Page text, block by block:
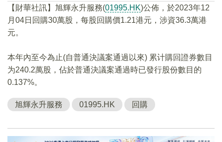
【財華社訊】旭輝永升服務(01995.HK)公佈，於2023年12
月04日回購30萬股，每股回購價1.21港元，涉資36.3萬港
元。
本年內至今為止(自普通決議案通過以來) 累计購回證券數目
为240.2萬股，佔於普通決議案通過時已發行股份數目的
0.137%。
旭輝永升服務 01995.HK 回購